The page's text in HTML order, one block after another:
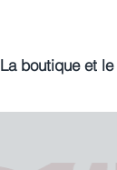
La boutique et